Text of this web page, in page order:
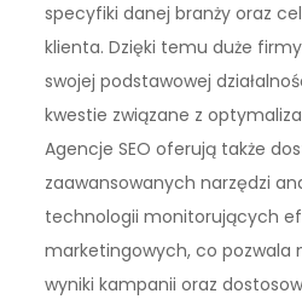
specyfiki danej branży oraz
klienta. Dzięki temu duże
swojej podstawowej
kwestie związane z
Agencje SEO oferują także
zaawansowanych narzędzi
technologii monitorujących
marketingowych, co pozwala
wyniki kampanii oraz